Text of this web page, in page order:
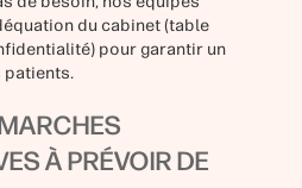
du cabinet (table
pour garantir un
patients.
À PRÉVOIR DE